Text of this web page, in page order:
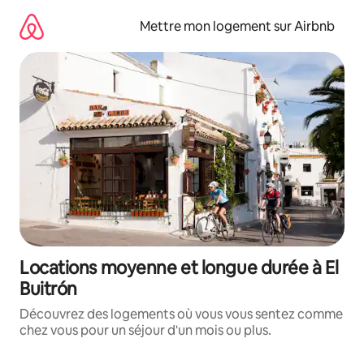
directement
contenu
Mettre mon logement sur Airbnb
Locations moyenne et longue durée à El
Buitrón
Découvrez des logements où vous vous sentez comme
chez vous pour un séjour d'un mois ou plus.